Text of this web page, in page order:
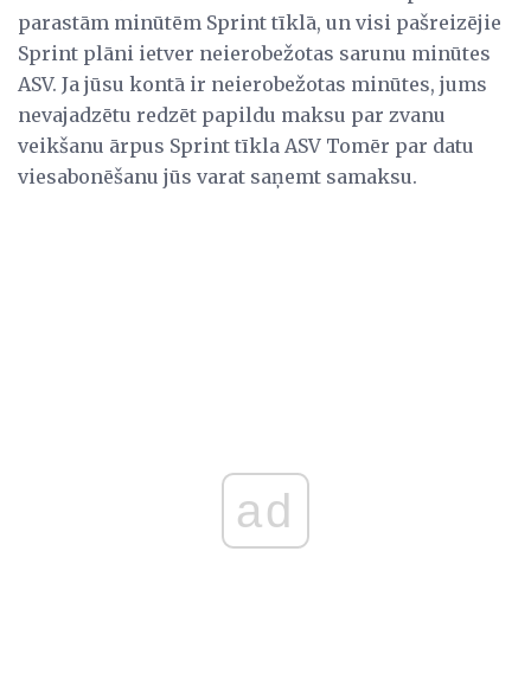
parastām minūtēm Sprint tīklā, un visi pašreizējie
Sprint plāni ietver neierobežotas sarunu minūtes
ASV. Ja jūsu kontā ir neierobežotas minūtes, jums
nevajadzētu redzēt papildu maksu par zvanu
veikšanu ārpus Sprint tīkla ASV Tomēr par datu
viesabonēšanu jūs varat saņemt samaksu.
ad